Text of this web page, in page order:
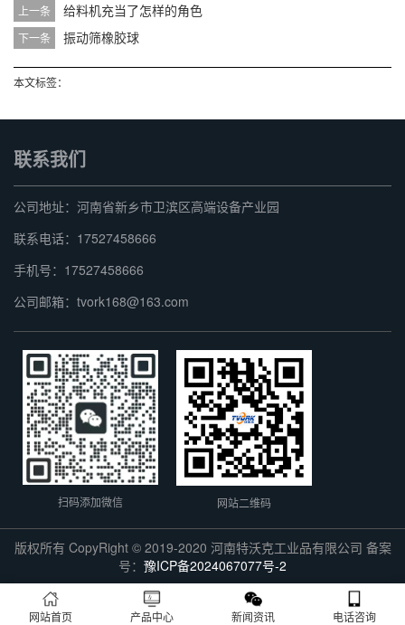
上一条 给料机充当了怎样的角色
下一条 振动筛橡胶球
本文标签：
联系我们
公司地址：河南省新乡市卫滨区高端设备产业园
联系电话：17527458666
手机号：17527458666
公司邮箱：tvork168@163.com
扫码添加微信 网站二维码
版权所有 CopyRight © 2019-2020 河南特沃克工业品有限公司 备案
号： 豫ICP备2024067077号-2
网站首页 产品中心 新闻资讯 电话咨询